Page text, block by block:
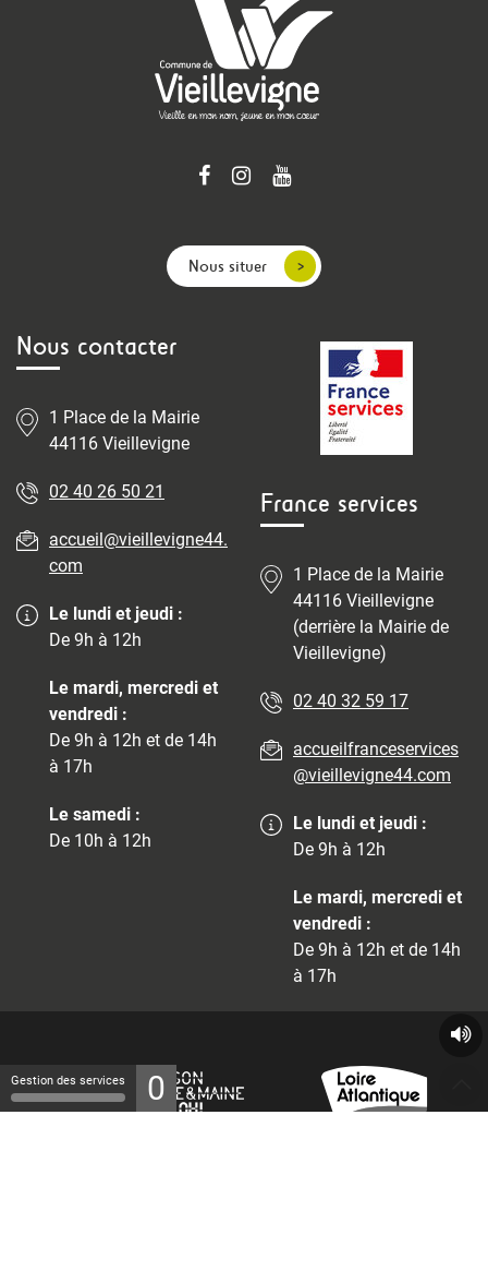
Nous situer
Nous contacter
1 Place de la Mairie
44116 Vieillevigne
02 40 26 50 21
accueil@vieillevigne44.
com
Le lundi et jeudi :
De 9h à 12h
Le mardi, mercredi et
vendredi :
De 9h à 12h et de 14h
à 17h
Le samedi :
De 10h à 12h
France services
1 Place de la Mairie
44116 Vieillevigne
(derrière la Mairie de
Vieillevigne)
02 40 32 59 17
accueilfranceservices
@vieillevigne44.com
Le lundi et jeudi :
De 9h à 12h
Le mardi, mercredi et
vendredi :
De 9h à 12h et de 14h
à 17h
Gestion des services 0